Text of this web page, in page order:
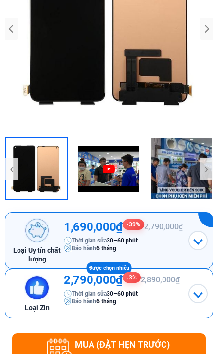
‹ ›
Loại Uy tín chất
lượng
1,690,000₫ -39% 2,790,000₫
Thời gian sửa30–60 phút
Bảo hành6 tháng
Loại Zin
2,790,000₫ -3% 2,890,000₫
Thời gian sửa30–60 phút
Bảo hành6 tháng
MUA (ĐẶT HẸN TRƯỚC)